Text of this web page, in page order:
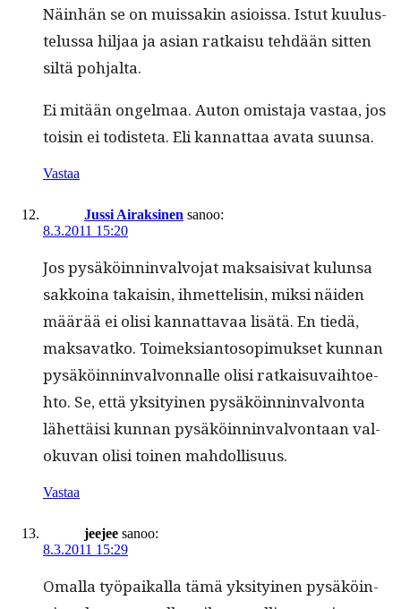
Näin­hän se on muis­sakin asiois­sa. Istut kuu­lus­
telus­sa hil­jaa ja asian ratkaisu tehdään sit­ten
siltä pohjalta.
Ei mitään ongel­maa. Auton omis­ta­ja vas­taa, jos
toisin ei todis­te­ta. Eli kan­nat­taa ava­ta suunsa.
Vastaa
Jussi Airaksinen sanoo:
8.3.2011 15:20
Jos pysäköin­nin­valvo­jat mak­saisi­vat kulun­sa
sakkoina takaisin, ihmettelisin, mik­si näi­den
määrää ei olisi kan­nat­tavaa lisätä. En tiedä,
mak­sa­vatko. Toimek­siantosopimuk­set kun­nan
pysäköin­nin­valvon­nalle olisi ratkaisu­vai­h­toe­
hto. Se, että yksi­tyi­nen pysäköin­nin­valvon­ta
lähet­täisi kun­nan pysäköin­nin­valvon­taan val­
oku­van olisi toinen mahdollisuus.
Vastaa
jeejee sanoo:
8.3.2011 15:29
Oma­l­la työ­paikalla tämä yksi­tyi­nen pysäköin­